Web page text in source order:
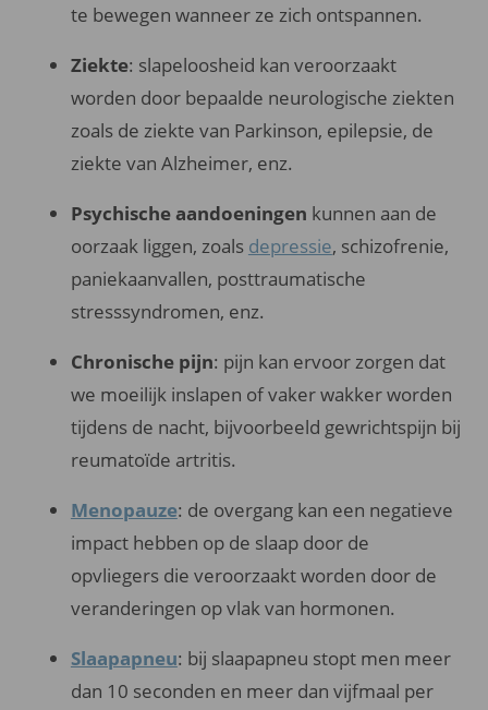
te bewegen wanneer ze zich ontspannen.
Ziekte: slapeloosheid kan veroorzaakt
worden door bepaalde neurologische ziekten
zoals de ziekte van Parkinson, epilepsie, de
ziekte van Alzheimer, enz.
Psychische aandoeningen kunnen aan de
oorzaak liggen, zoals depressie, schizofrenie,
paniekaanvallen, posttraumatische
stresssyndromen, enz.
Chronische pijn: pijn kan ervoor zorgen dat
we moeilijk inslapen of vaker wakker worden
tijdens de nacht, bijvoorbeeld gewrichtspijn bij
reumatoïde artritis.
Menopauze: de overgang kan een negatieve
impact hebben op de slaap door de
opvliegers die veroorzaakt worden door de
veranderingen op vlak van hormonen.
Slaapapneu: bij slaapapneu stopt men meer
dan 10 seconden en meer dan vijfmaal per